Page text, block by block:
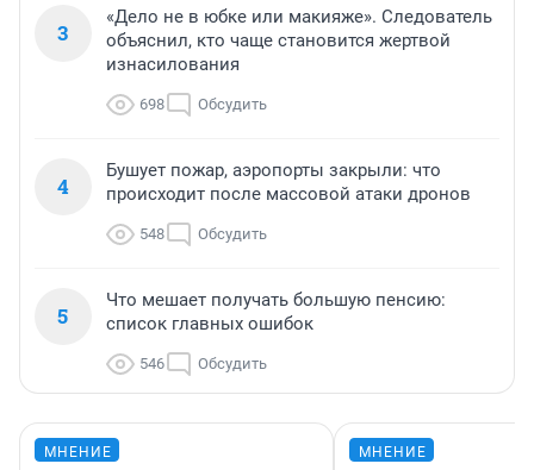
3
«Дело не в юбке или макияже». Следователь
объяснил, кто чаще становится жертвой
изнасилования
698 Обсудить
4
Бушует пожар, аэропорты закрыли: что
происходит после массовой атаки дронов
548 Обсудить
5
Что мешает получать большую пенсию:
список главных ошибок
546 Обсудить
МНЕНИЕ МНЕНИЕ